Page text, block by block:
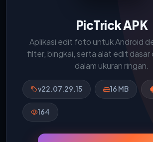
PicTrick APK
Aplikasi edit foto untuk Android
filter, bingkai, serta alat edit dasar
dalam ukuran ringan.
v22.07.29.15 16 MB
164